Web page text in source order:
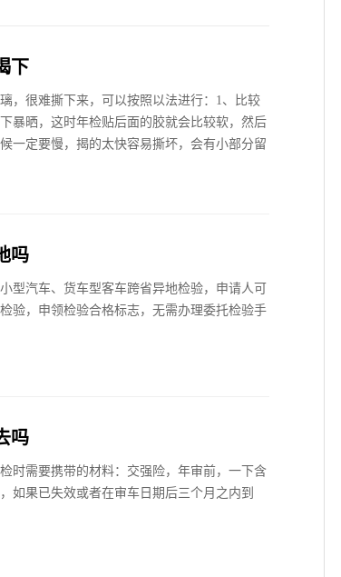
下
，很难撕下来，可以按照以法进行：1、比较
暴晒，这时年检贴后面的胶就会比较软，然后
一定要慢，揭的太快容易撕坏，会有小部分留
吗
型汽车、货车型客车跨省异地检验，申请人可
验，申领检验合格标志，无需办理委托检验手
吗
时需要携带的材料：交强险，年审前，一下含
如果已失效或者在审车日期后三个月之内到